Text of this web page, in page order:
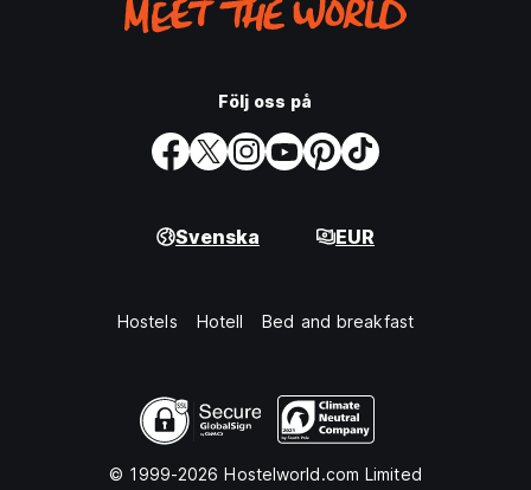
Följ oss på
Svenska EUR
Hostels Hotell Bed and breakfast
© 1999-2026 Hostelworld.com Limited